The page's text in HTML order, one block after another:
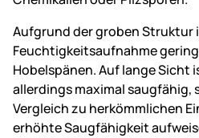
Aufgrund der groben Struktur
Feuchtigkeitsaufnahme
Hobelspänen. Auf lange Sicht
allerdings maximal saugfähig,
Vergleich zu herkömmlichen
erhöhte Saugfähigkeit